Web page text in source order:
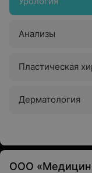
Анализы
Пластическая
Дерматология
ООО